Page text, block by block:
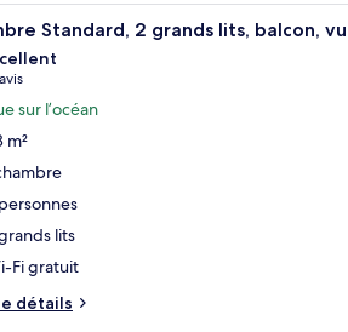
lit, d’une télévision, d’un bureau et
:
Une chambre à
Standard, 2 grands lits, balcon,
10
avis)
sur l’océan
m²
lits
Fi gratuit
détails